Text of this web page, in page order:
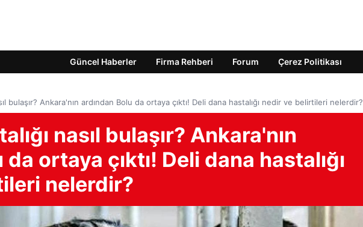
Güncel Haberler Firma Rehberi Forum Çerez Politikası
bulaşır? Ankara'nın ardından Bolu da ortaya çıktı! Deli dana hastalığı nedir ve belirtileri nelerdir?
nasıl bulaşır? Ankara'nın
ortaya çıktı! Deli dana hastalığı
nelerdir?